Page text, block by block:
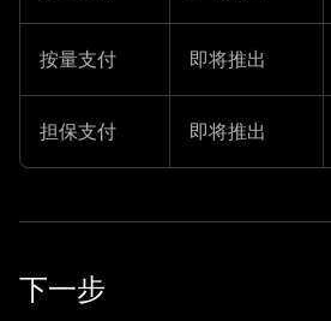
按量支付 即将推出
担保支付 即将推出
下一步